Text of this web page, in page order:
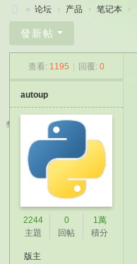
香
港
记
本
» 论坛 › 产品 › 笔记本 ›
發新帖
查看: 1195 回覆: 0
autoup
2244
主題
0
回帖
1萬
積分
版主